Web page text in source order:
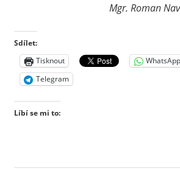
Mgr. Roman
Sdílet:
Tisknout
WhatsApp
Telegram
Líbí se mi to: